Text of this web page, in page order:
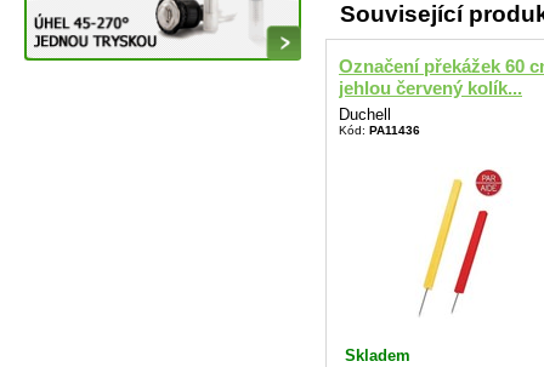
Související
Označení překážek 60
jehlou červený kolík...
Duchell
Kód: PA11436
Skladem